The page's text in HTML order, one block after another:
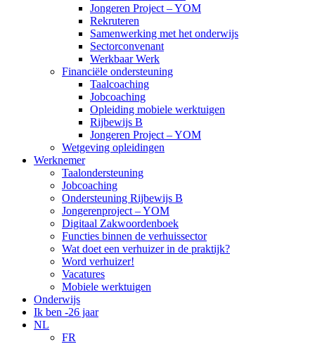
Jongeren Project – YOM
Rekruteren
Samenwerking met het onderwijs
Sectorconvenant
Werkbaar Werk
Financiële ondersteuning
Taalcoaching
Jobcoaching
Opleiding mobiele werktuigen
Rijbewijs B
Jongeren Project – YOM
Wetgeving opleidingen
Werknemer
Taalondersteuning
Jobcoaching
Ondersteuning Rijbewijs B
Jongerenproject – YOM
Digitaal Zakwoordenboek
Functies binnen de verhuissector
Wat doet een verhuizer in de praktijk?
Word verhuizer!
Vacatures
Mobiele werktuigen
Onderwijs
Ik ben -26 jaar
NL
FR